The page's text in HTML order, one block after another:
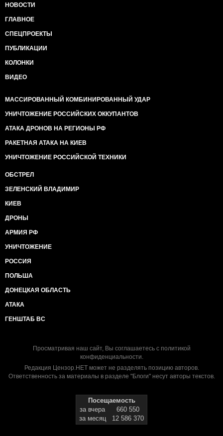
НОВОСТИ
ГЛАВНОЕ
СПЕЦПРОЕКТЫ
ПУБЛИКАЦИИ
КОЛОНКИ
ВИДЕО
МАССИРОВАННЫЙ КОМБИНИРОВАННЫЙ УДАР
УНИЧТОЖЕНИЕ РОССИЙСКИХ ОККУПАНТОВ
АТАКА ДРОНОВ НА РЕГИОНЫ РФ
РАКЕТНАЯ АТАКА НА КИЕВ
УНИЧТОЖЕНИЕ РОССИЙСКОЙ ТЕХНИКИ
ОБСТРЕЛ
ЗЕЛЕНСКИЙ ВЛАДИМИР
КИЕВ
ДРОНЫ
АРМИЯ РФ
УНИЧТОЖЕНИЕ
РОССИЯ
ПОЛЬША
ДОНЕЦКАЯ ОБЛАСТЬ
АТАКА
ГЕНШТАБ ВС
Просматривая наш сайт, Вы соглашаетесь с политикой
конфиденциальности.
Редакция Цензор.НЕТ может не разделять позицию авторов.
Ответственность за материалы в разделе "Блоги" несут авторы текстов.
Посещаемость
за вчера
660 550
за месяц
12 586 370